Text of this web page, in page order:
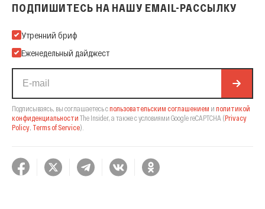
ПОДПИШИТЕСЬ НА НАШУ EMAIL-РАССЫЛКУ
Подпишитесь на нашу Email-рассылку
Утренний бриф
Еженедельный дайджест
Подписываясь, вы соглашаетесь спользовательским соглашением и политикой
конфиденциальности The Insider, а также с условиями Google reCAPTCHA (Privacy
Policy Terms of Service).